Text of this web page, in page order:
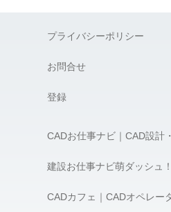
示、内容の訂正、追加又は削除、利
は、下記の窓口まで連絡ください。
ンドタワー5F
mail：privacy@apex-jp.com
髙橋 宏
プライバシーポリシー
お問合せ
登録
CADお仕事ナビ｜CAD設計
建設お仕事ナビ萌ダッシュ
CADカフェ｜CADオペレー